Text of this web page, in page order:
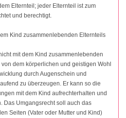
Elternteil; jeder Elternteil ist zum
und berechtigt.
Kind zusammenlebenden Elternteils
mit dem Kind zusammenlebenden
dem körperlichen und geistigen Wohl
durch Augenschein und
zu überzeugen. Er kann so die
mit dem Kind aufrechterhalten und
Das Umgangsrecht soll auch das
Seiten (Vater oder Mutter und Kind)